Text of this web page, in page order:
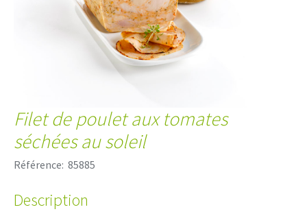
Filet de poulet aux tomates
séchées au soleil
Référence: 85885
Description